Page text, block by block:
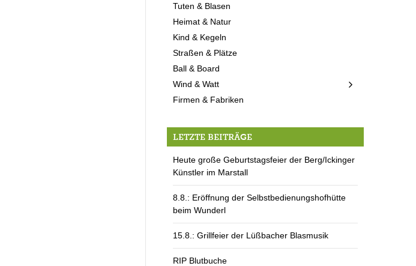
Tuten & Blasen
Heimat & Natur
Kind & Kegeln
Straßen & Plätze
Ball & Board
Wind & Watt
Firmen & Fabriken
LETZTE BEITRÄGE
Heute große Geburtstagsfeier der Berg/Ickinger
Künstler im Marstall
8.8.: Eröffnung der Selbstbedienungshofhütte
beim Wunderl
15.8.: Grillfeier der Lüßbacher Blasmusik
RIP Blutbuche